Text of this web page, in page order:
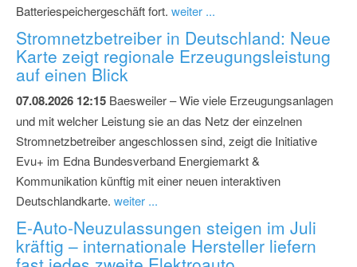
Batteriespeichergeschäft fort. weiter ...
Stromnetzbetreiber in Deutschland: Neue
Karte zeigt regionale Erzeugungsleistung
auf einen Blick
07.08.2026 12:15 Baesweiler – Wie viele Erzeugungsanlagen
und mit welcher Leistung sie an das Netz der einzelnen
Stromnetzbetreiber angeschlossen sind, zeigt die Initiative
Evu+ im Edna Bundesverband Energiemarkt &
Kommunikation künftig mit einer neuen interaktiven
Deutschlandkarte. weiter ...
E-Auto-Neuzulassungen steigen im Juli
kräftig – internationale Hersteller liefern